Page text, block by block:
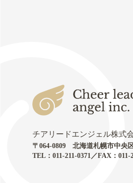
チアリードエンジェル株式
〒064-0809 北海道札幌市中央
TEL：011-211-0371／FAX：011-